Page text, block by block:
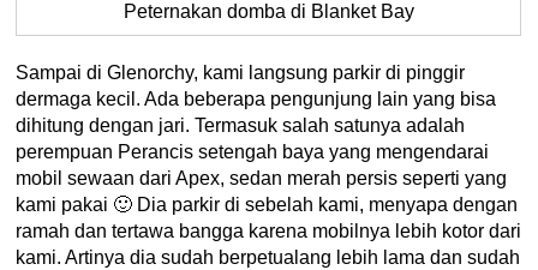
Peternakan domba di Blanket Bay
Sampai di Glenorchy, kami langsung parkir di pinggir
dermaga kecil. Ada beberapa pengunjung lain yang bisa
dihitung dengan jari. Termasuk salah satunya adalah
perempuan Perancis setengah baya yang mengendarai
mobil sewaan dari Apex, sedan merah persis seperti yang
kami pakai 🙂 Dia parkir di sebelah kami, menyapa dengan
ramah dan tertawa bangga karena mobilnya lebih kotor dari
kami. Artinya dia sudah berpetualang lebih lama dan sudah